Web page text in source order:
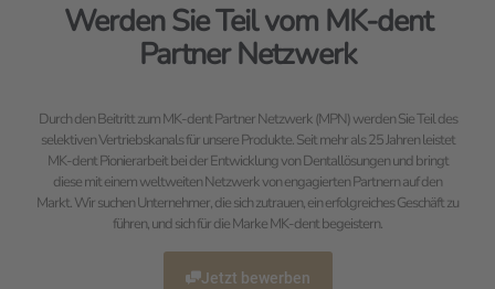
Werden Sie Teil vom MK-dent
Partner Netzwerk
Durch den Beitritt zum MK-dent Partner Netzwerk (MPN) werden Sie Teil des
selektiven Vertriebskanals für unsere Produkte. Seit mehr als 25 Jahren leistet
MK-dent Pionierarbeit bei der Entwicklung von Dentallösungen und bringt
diese mit einem weltweiten Netzwerk von engagierten Partnern auf den
Markt. Wir suchen Unternehmer, die sich zutrauen, ein erfolgreiches Geschäft zu
führen, und sich für die Marke MK-dent begeistern.
Jetzt bewerben